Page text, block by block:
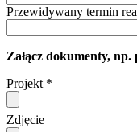
Przewidywany termin
Załącz dokumenty,
Projekt *
Zdjęcie